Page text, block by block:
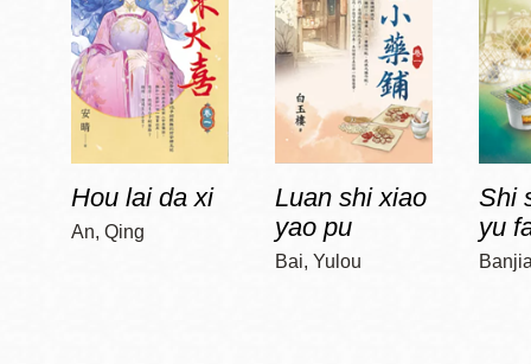
Hou lai da xi
An, Qing
Luan shi xiao
yao pu
Bai, Yulou
Shi
yu